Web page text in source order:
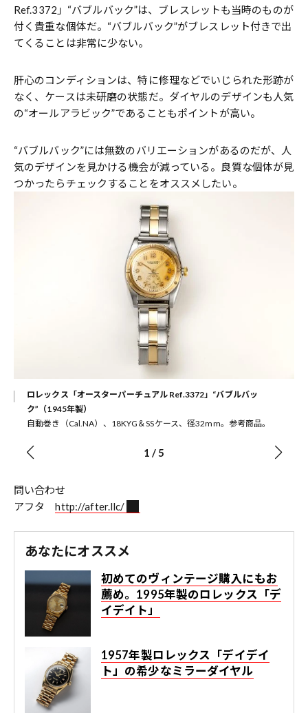
Ref.3372」“バブルバック”は、ブレスレットも当時のものが
付く貴重な個体だ。“バブルバック”がブレスレット付きで出
てくることは非常に少ない。
肝心のコンディションは、特に修理などでいじられた形跡が
なく、ケースは未研磨の状態だ。ダイヤルのデザインも人気
の“オールアラビック”であることもポイントが高い。
“バブルバック”には無数のバリエーションがあるのだが、人
気のデザインを見かける機会が減っている。良質な個体が見
つかったらチェックすることをオススメしたい。
ロレックス「オースターパーチュアル Ref.3372」“バブルバッ
ク”（1945年製）
自動巻き（Cal.NA）、18KYG＆SSケース、径32mm。参考商品。
1 /5
問い合わせ
アフタhttp://after.llc/
あなたにオススメ
初めてのヴィンテージ購入にもお
薦め。1995年製のロレックス「デ
イデイト」
1957年製ロレックス「デイデイ
ト」の希少なミラーダイヤル